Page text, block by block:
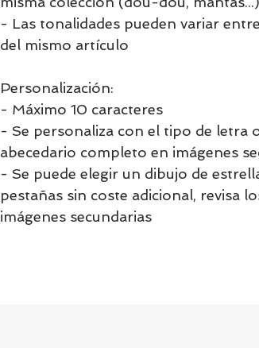
- Las tonalidades pueden variar
del mismo artículo
Personalización:
- Máximo 10 caracteres
- Se personaliza con el tipo de letra
abecedario completo en imágenes
- Se puede elegir un dibujo de
pestañas sin coste adicional, revisa
imágenes secundarias